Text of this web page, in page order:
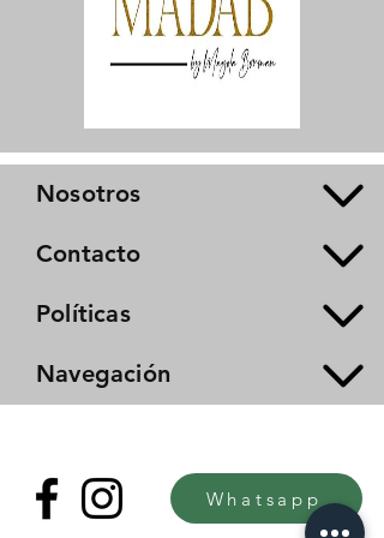
Nosotros
Contacto
Políticas
Navegación
Whatsapp